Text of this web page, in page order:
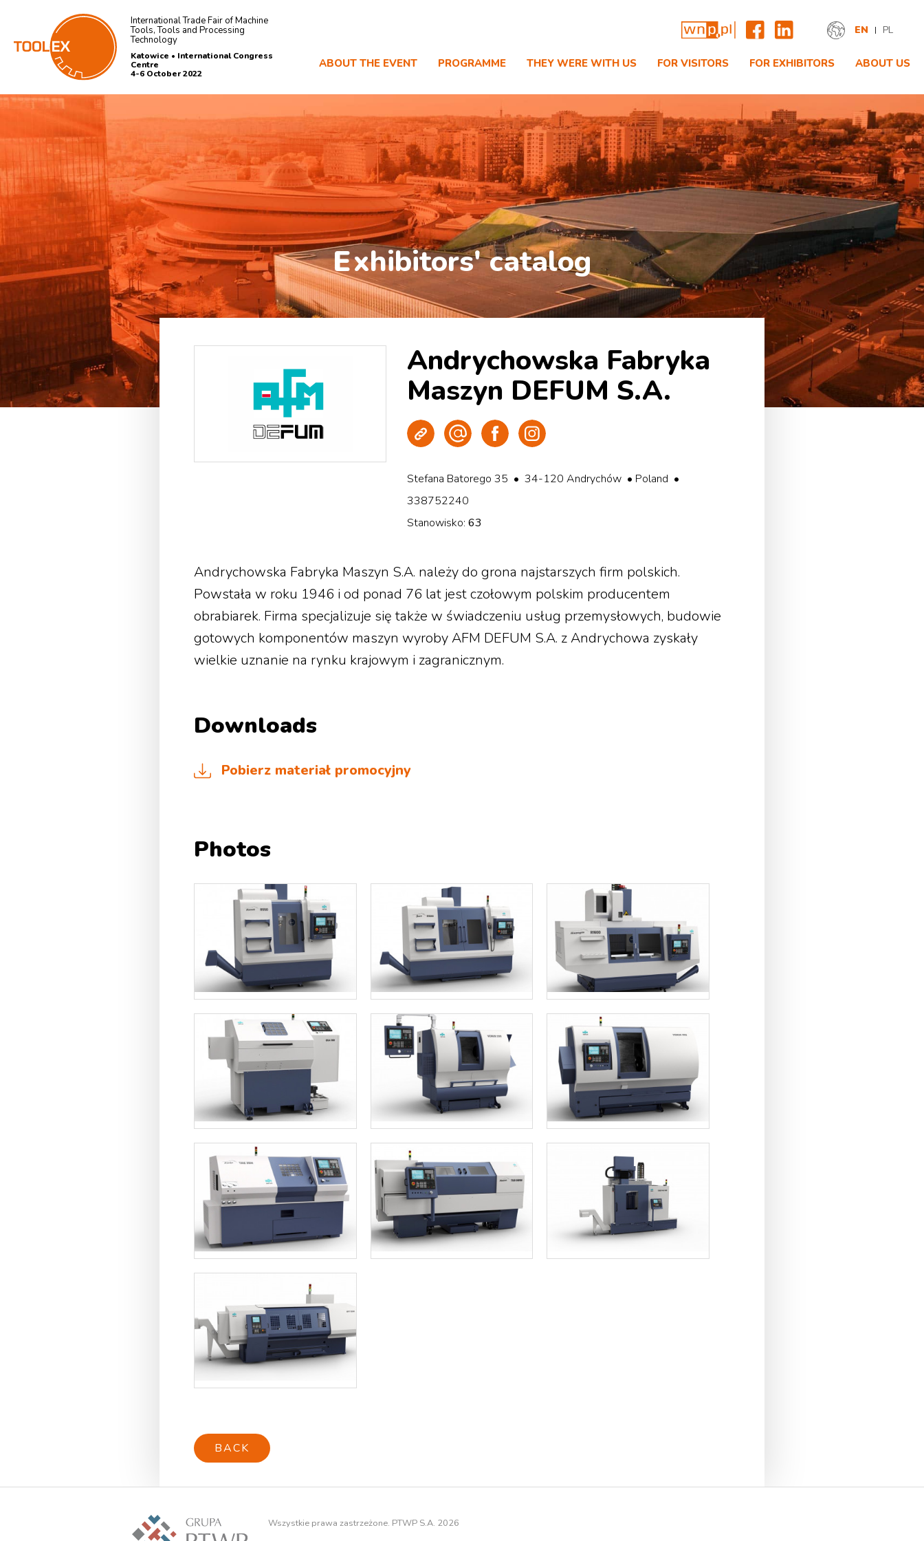
International Trade Fair of Machine
Tools, Tools and Processing
Technology
Katowice • International Congress
Centre
4-6 October 2022
EN PL
ABOUT THE EVENT PROGRAMME THEY WERE WITH US FOR VISITORS FOR EXHIBITORS ABOUT US
Exhibitors' catalog
Andrychowska Fabryka
Maszyn DEFUM S.A.
Strona WWW
Wyślij e-mail
Facebook
Stefana Batorego 35 • 34-120 Andrychów • Poland •
338752240
Stanowisko: 63
Andrychowska Fabryka Maszyn S.A. należy do grona najstarszych firm polskich.
Powstała w roku 1946 i od ponad 76 lat jest czołowym polskim producentem
obrabiarek. Firma specjalizuje się także w świadczeniu usług przemysłowych, budowie
gotowych komponentów maszyn wyroby AFM DEFUM S.A. z Andrychowa zyskały
wielkie uznanie na rynku krajowym i zagranicznym.
Downloads
Pobierz materiał promocyjny
Photos
BACK
Wszystkie prawa zastrzeżone. PTWP S.A. 2026